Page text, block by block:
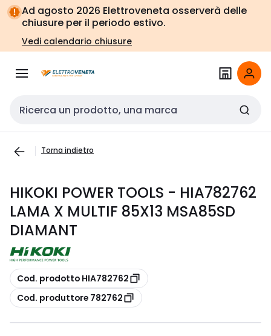
Vai alla
navigazione
Vai
alla
pagina
Ad agosto 2026 Elettroveneta osserverà delle
chiusure per il periodo estivo.
Vedi calendario chiusure
Cerca input
Torna indietro
HIKOKI POWER TOOLS - HIA782762
LAMA X MULTIF 85X13 MSA85SD
DIAMANT
copia
Cod. prodotto HIA782762
copia
Cod. produttore 782762